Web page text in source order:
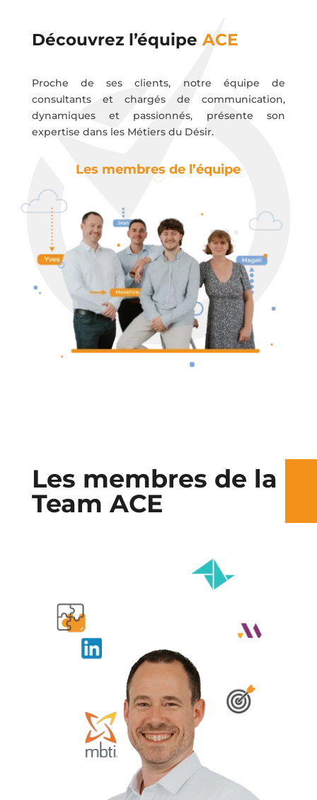
Découvrez l’équipe ACE
Proche de ses clients, notre équipe de
consultants et chargés de communication,
dynamiques et passionnés, présente son
expertise dans les Métiers du Désir.
Les membres de l’équipe
7
Les membres de la
Team ACE